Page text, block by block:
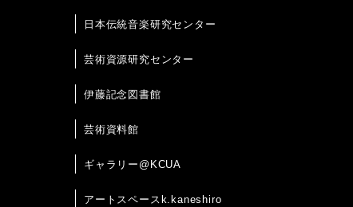
日本伝統音楽研究センター
芸術資源研究センター
伊藤記念図書館
芸術資料館
ギャラリー@KCUA
アートスペースk.kaneshiro